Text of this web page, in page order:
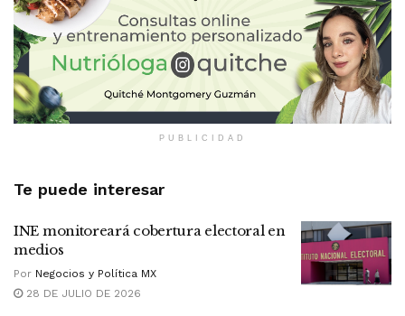
PUBLICIDAD
Te puede interesar
INE monitoreará cobertura electoral en
medios
Por Negocios y Política MX
28 DE JULIO DE 2026